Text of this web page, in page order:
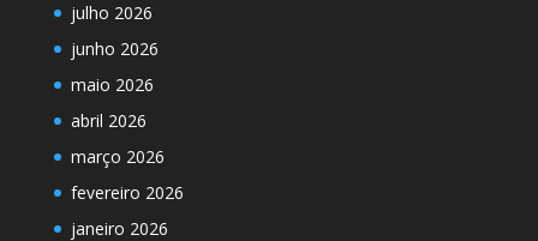
julho 2026
junho 2026
maio 2026
abril 2026
março 2026
fevereiro 2026
janeiro 2026